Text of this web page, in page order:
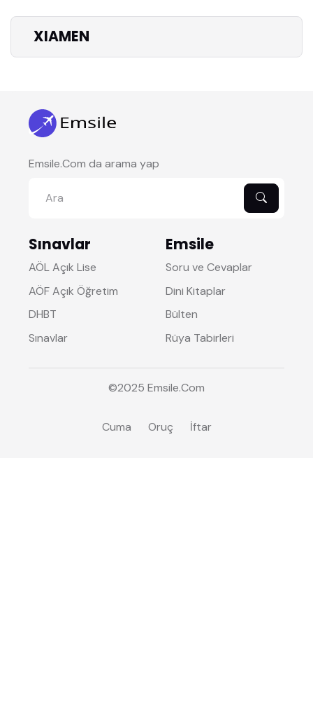
XIAMEN
Emsile.Com da arama yap
Sınavlar
AÖL Açık Lise
AÖF Açık Öğretim
DHBT
Sınavlar
Emsile
Soru ve Cevaplar
Dini Kitaplar
Bülten
Rüya Tabirleri
©2025 Emsile.Com
Cuma Oruç İftar